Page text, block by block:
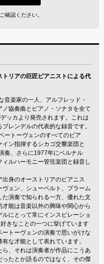
確認ください。
リアの巨匠ピアニストによる代
楽家の一人、アルフレッド・
協奏曲とピアノ・ソナタを全て
ッカより発売されます。これは
レンデルの代表的な録音です。
ートーヴェンのすべてのピア
ン指揮するシカゴ交響楽団と
奏、さらに1977年にベルナル
ルハーモニー管弦楽団と録音し
身のオーストリアのピアニス
ヴェン、シューベルト、ブラーム
演奏で知られる一方、優れた文
能は音楽以外の興味や関心から
にとって常にインスピレーショ
きなことの一つに挙げています
トーヴェンの演奏で思いがけな
な才能として表れています。
ら、それは演奏者が作品にこうあ
たとか語るのではなく、その傑